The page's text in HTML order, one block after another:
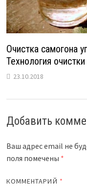
Очистка самогона
Технология очистки
23.10.2018
Добавить
Ваш адрес email не
поля помечены *
КОММЕНТАРИЙ *